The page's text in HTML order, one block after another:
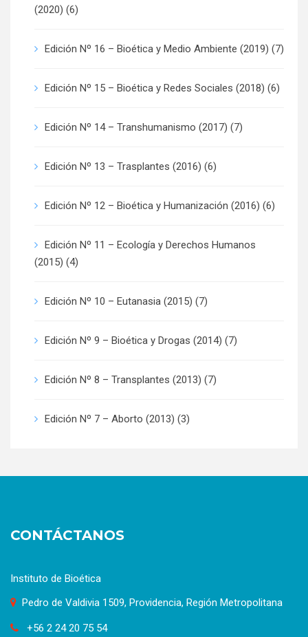
(2020) (6)
Edición Nº 16 – Bioética y Medio Ambiente (2019) (7)
Edición Nº 15 – Bioética y Redes Sociales (2018) (6)
Edición Nº 14 – Transhumanismo (2017) (7)
Edición Nº 13 – Trasplantes (2016) (6)
Edición Nº 12 – Bioética y Humanización (2016) (6)
Edición Nº 11 – Ecología y Derechos Humanos
(2015) (4)
Edición Nº 10 – Eutanasia (2015) (7)
Edición Nº 9 – Bioética y Drogas (2014) (7)
Edición Nº 8 – Transplantes (2013) (7)
Edición Nº 7 – Aborto (2013) (3)
CONTÁCTANOS
Instituto de Bioética
Pedro de Valdivia 1509, Providencia, Región Metropolitana
+56 2 24 20 75 54